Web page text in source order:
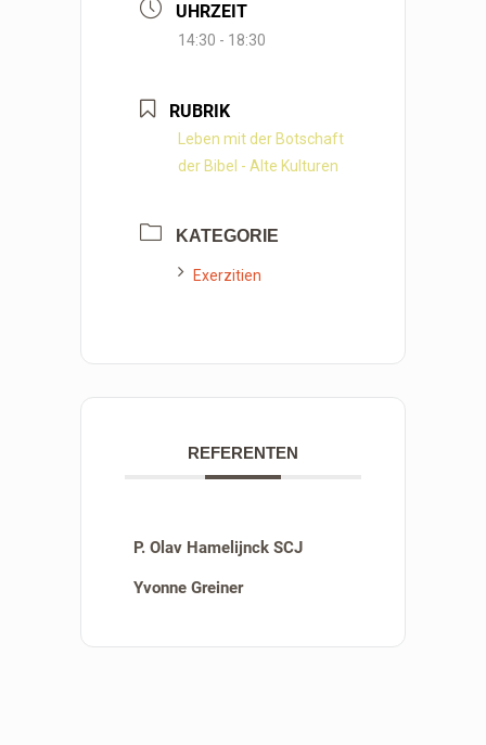
UHRZEIT
14:30 - 18:30
RUBRIK
Leben mit der Botschaft
der Bibel - Alte Kulturen
KATEGORIE
Exerzitien
REFERENTEN
P. Olav Hamelijnck SCJ
Yvonne Greiner